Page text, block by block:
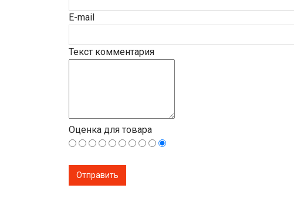
E-mail
Текст комментария
Оценка для товара